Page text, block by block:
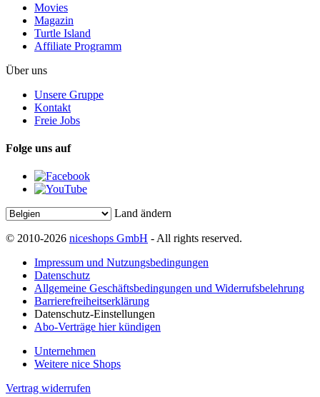
Movies
Magazin
Turtle Island
Affiliate Programm
Über uns
Unsere Gruppe
Kontakt
Freie Jobs
Folge uns auf
Land ändern
© 2010-2026 niceshops GmbH - All rights reserved.
Impressum und Nutzungsbedingungen
Datenschutz
Allgemeine Geschäftsbedingungen und Widerrufsbelehrung
Barrierefreiheitserklärung
Datenschutz-Einstellungen
Abo-Verträge hier kündigen
Unternehmen
Weitere nice Shops
Vertrag widerrufen